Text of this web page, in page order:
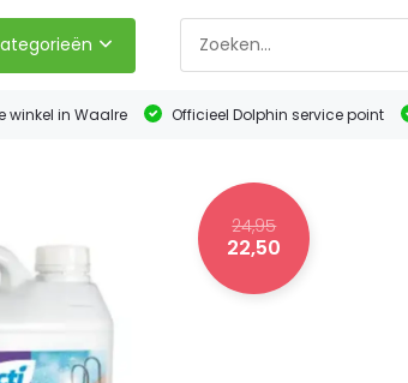
winkel in Waalre Officieel Dolphin service point
24,95
22,50